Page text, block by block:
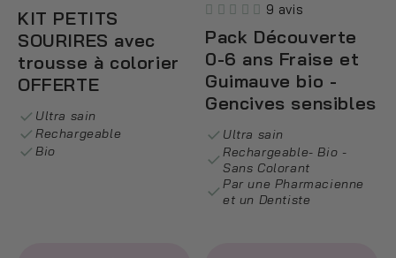
KIT PETITS
SOURIRES avec
trousse à colorier
OFFERTE
Ultra sain
Rechargeable
Bio
9 avis
Pack Découverte
0-6 ans Fraise et
Guimauve bio -
Gencives sensibles
Ultra sain
Rechargeable- Bio -
Sans Colorant
Par une Pharmacienne
et un Dentiste